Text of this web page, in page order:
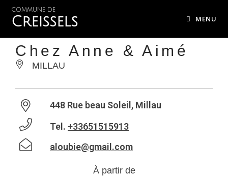
COMMUNE DE
Creissels MENU
Chez Anne & Aimé
MILLAU
448 Rue beau Soleil, Millau
Tel. +33651515913
aloubie@gmail.com
À partir de